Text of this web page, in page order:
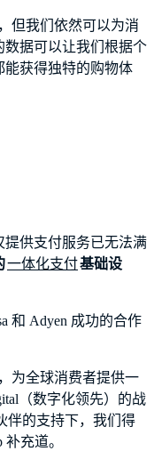
但我们依然可以为消
据可以让我们根据个
能获得独特的购物体
提供支付服务已无法满
一体化支付基础设
和 Adyen 成功的合作
为全球消费者提供一
（数字化领先）的战
伴的支持下，我们得
充道。